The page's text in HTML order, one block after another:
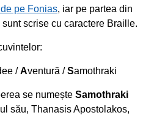
pe Fonias, iar pe partea din
scrise cu caractere Braille.
/Aventură /Samothraki
se numește Samothraki
său, Thanasis Apostolakos,